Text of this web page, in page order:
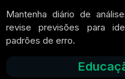
Mantenha diário de
revise previsões para
padrões de erro.